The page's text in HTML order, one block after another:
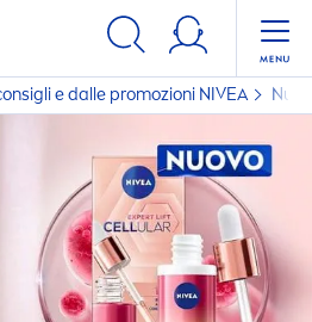
e dalle promozioni NIVEA